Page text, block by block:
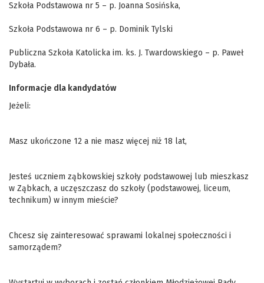
Szkoła Podstawowa nr 5 – p. Joanna Sosińska,
Szkoła Podstawowa nr 6 – p. Dominik Tylski
Publiczna Szkoła Katolicka im. ks. J. Twardowskiego – p. Paweł
Dybała.
Informacje dla kandydatów
Jeżeli:
Masz ukończone 12 a nie masz więcej niż 18 lat,
Jesteś uczniem ząbkowskiej szkoły podstawowej lub mieszkasz
w Ząbkach, a uczęszczasz do szkoły (podstawowej, liceum,
technikum) w innym mieście?
Chcesz się zainteresować sprawami lokalnej społeczności i
samorządem?